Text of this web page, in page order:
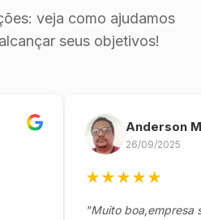
veja como ajudamos
seus objetivos!
Anderson
26/09/2025
★★★
"Muito boa,empresa séria